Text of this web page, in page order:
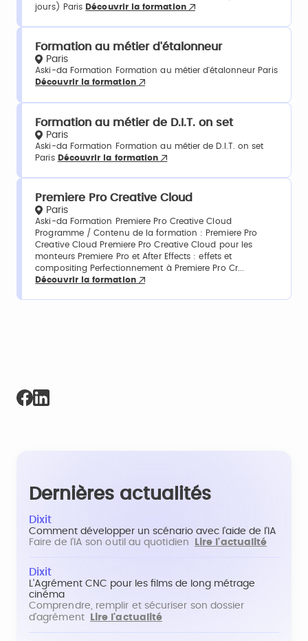
jours) Paris Découvrir la formation
Formation au métier d'étalonneur
Paris
Aski-da Formation Formation au métier d'étalonneur Paris
Découvrir la formation
Formation au métier de D.I.T. on set
Paris
Aski-da Formation Formation au métier de D.I.T. on set
Paris Découvrir la formation
Premiere Pro Creative Cloud
Paris
Aski-da Formation Premiere Pro Creative Cloud
Programme / Contenu de la formation : Premiere Pro
Creative Cloud Premiere Pro Creative Cloud pour les
monteurs Premiere Pro et After Effects : effets et
compositing Perfectionnement à Premiere Pro Cr...
Découvrir la formation
Dernières actualités
Dixit
Comment développer un scénario avec l'aide de l'IA
Faire de l'IA son outil au quotidien
Lire l'actualité
Dixit
L'Agrément CNC pour les films de long métrage
cinéma
Comprendre, remplir et sécuriser son dossier
d'agrément
Lire l'actualité